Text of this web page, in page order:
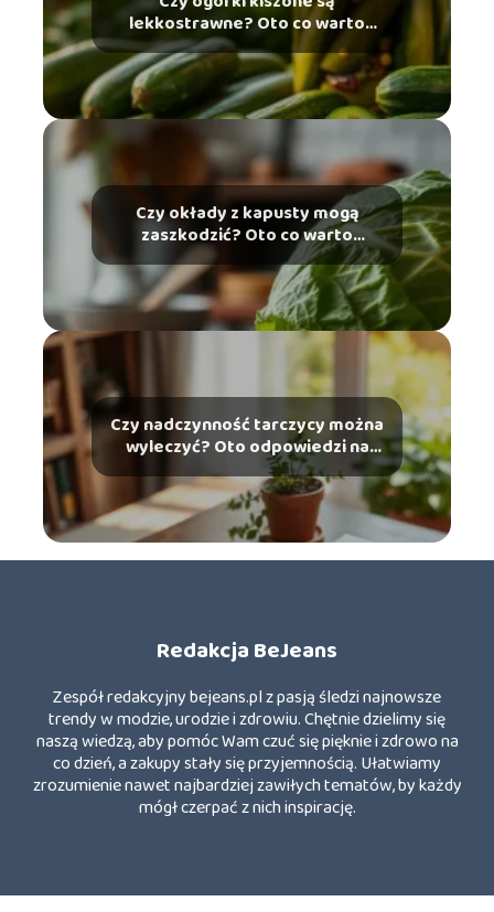
lekkostrawne? Oto co warto
wiedzieć
Czy okłady z kapusty mogą
zaszkodzić? Oto co warto
wiedzieć
Czy nadczynność tarczycy można
wyleczyć? Oto odpowiedzi na
najważniejsze pytania
Redakcja BeJeans
Zespół redakcyjny bejeans.pl z pasją śledzi najnowsze
trendy w modzie, urodzie i zdrowiu. Chętnie dzielimy się
naszą wiedzą, aby pomóc Wam czuć się pięknie i zdrowo na
co dzień, a zakupy stały się przyjemnością. Ułatwiamy
zrozumienie nawet najbardziej zawiłych tematów, by każdy
mógł czerpać z nich inspirację.